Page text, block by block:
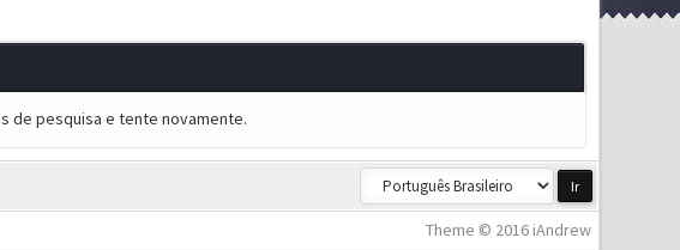
de pesquisa e tente novamente.
Theme © 2016 iAndrew